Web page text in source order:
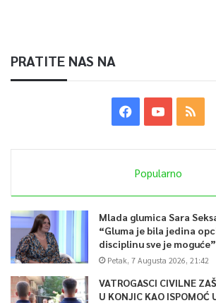
PRATITE NAS NA
Popularno
Mlada glumica Sara
“Gluma je bila jedina
disciplinu sve je moguće”
Petak, 7 Augusta 2026, 21:42
VATROGASCI CIVILNE
U KONJIC KAO ISPOMOĆ